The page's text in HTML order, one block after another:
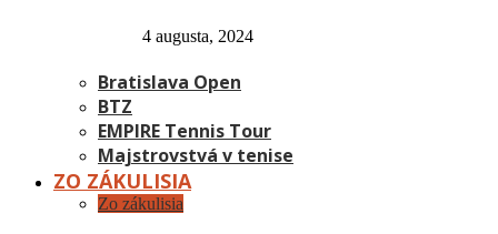
4 augusta, 2024
Bratislava Open
BTZ
EMPIRE Tennis Tour
Majstrovstvá v tenise
ZO ZÁKULISIA
Zo zákulisia